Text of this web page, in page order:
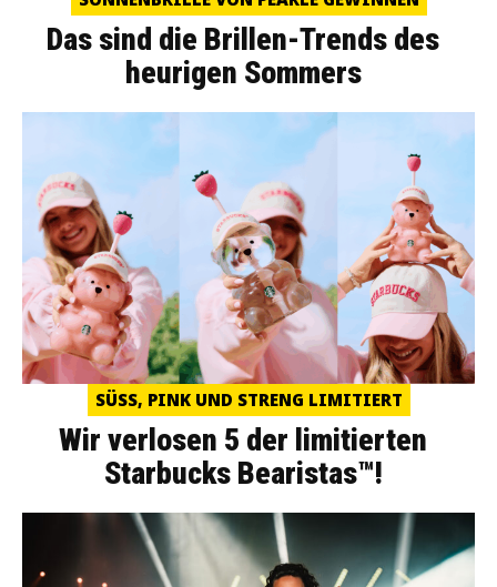
Das sind die Brillen-Trends des
heurigen Sommers
SÜSS, PINK UND STRENG LIMITIERT
Wir verlosen 5 der limitierten
Starbucks Bearistas™!